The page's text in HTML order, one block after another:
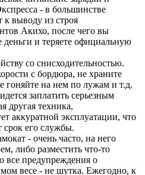
- в большинстве
к выводу из строя
Акихо, после чего вы
деньги и теряете официальную
со снисходительностью.
с бордюра, не храните
гоняйте на нем по лужам и т.д.
заплатить серьезным
другая техника,
аккуратной эксплуатации, что
срок его службы.
- очень часто, на него
либо разместить что-то
все предупреждения о
весе - не шутка. Ежегодно, к